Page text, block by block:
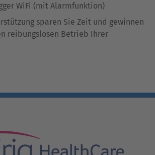
WiFi (mit Alarmfunktion)
sparen Sie Zeit und gewinnen
reibungslosen Betrieb Ihrer